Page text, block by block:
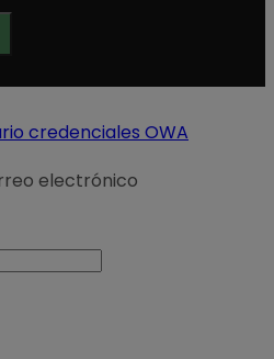
credenciales OWA
electrónico